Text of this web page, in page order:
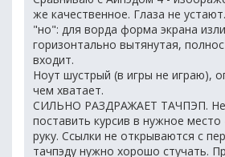
же качественное. Глаза не
"но": для ворда форма экрана
горизонтально вытянутая,
входит.
Ноут шустрый (в игры не играю),
чем хватает.
СИЛЬНО РАЗДРАЖАЕТ ТАЧПЭП. Не
поставить курсив в нужное
руку. Ссылки не открываются с
тачпэду нужно хорошо стучать.